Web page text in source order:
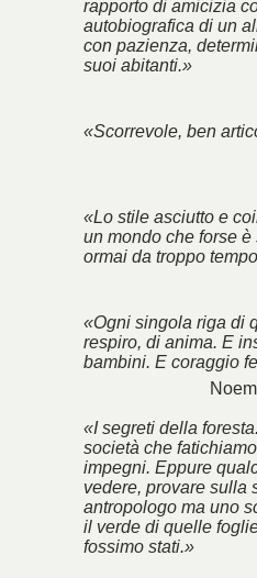
rapporto di amicizia
autobiografica di un
con pazienza,
suoi abitanti.»
«Scorrevole, ben
«Lo stile asciutto e
un mondo che forse
ormai da troppo
«Ogni singola riga di
respiro, di anima. E
bambini. E coraggio
«I segreti della
società che
impegni. Eppure
vedere, provare sulla
antropologo ma uno
il verde di quelle
fossimo stati.»